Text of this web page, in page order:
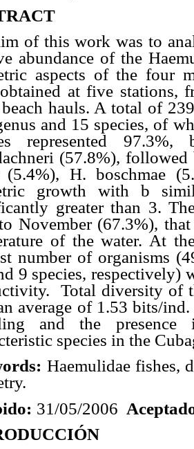
of this work was to
abundance of the
aspects of the four
at five stations,
beach hauls. A total of
and 15 species, of
represented
(57.8%),
(5.4%), H. boschmae
growth with b
greater than 3.
November (67.3%),
of the water. At
number of organisms
9 species, respectively)
Total diversity of
average of 1.53 bits/
and the
species in the
Haemulidae fishes,
31/05/2006